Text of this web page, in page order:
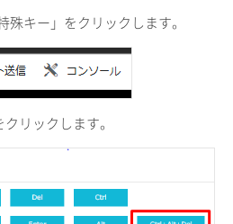
殊キー」をクリックします。
リックします。